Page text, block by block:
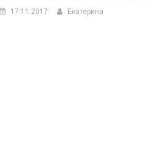
17.11.2017 Екатерина